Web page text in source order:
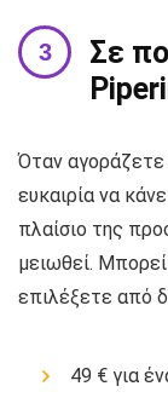
Σε
Όταν αγοράζετε
ευκαιρία να
πλαίσιο της
μειωθεί.
επιλέξετε από
49 € για